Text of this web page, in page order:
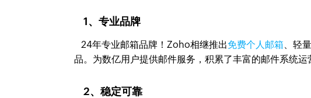
1、专业品牌
24年专业邮箱品牌！Zoho相继推出免费个人邮箱、轻
品。为数亿用户提供邮件服务，积累了丰富的邮件系统运
2、稳定可靠